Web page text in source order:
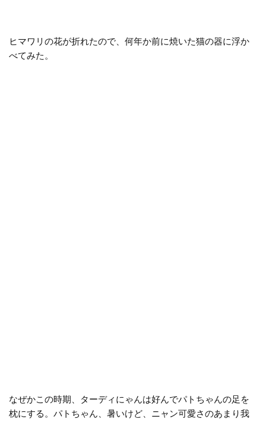
ヒマワリの花が折れたので、何年か前に焼いた猫の器に浮か
べてみた。
なぜかこの時期、ターディにゃんは好んでパトちゃんの足を
枕にする。パトちゃん、暑いけど、ニャン可愛さのあまり我